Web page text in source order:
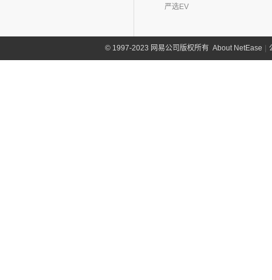
严选EV
©1997-2023 网易公司版权所有 About NetEase